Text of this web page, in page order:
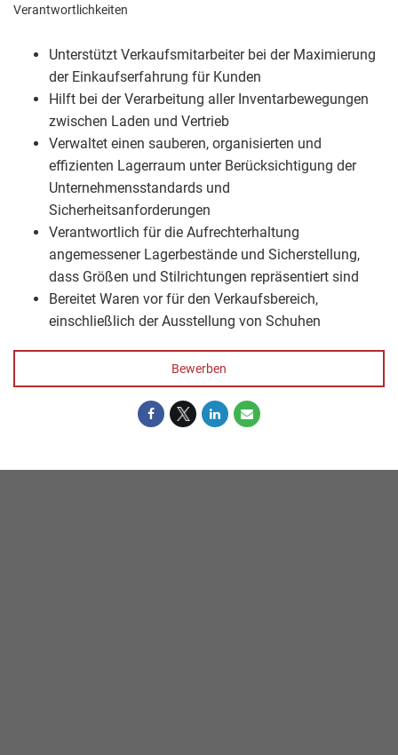
Verantwortlichkeiten
Unterstützt Verkaufsmitarbeiter bei der Maximierung
der Einkaufserfahrung für Kunden
Hilft bei der Verarbeitung aller Inventarbewegungen
zwischen Laden und Vertrieb
Verwaltet einen sauberen, organisierten und
effizienten Lagerraum unter Berücksichtigung der
Unternehmensstandards und
Sicherheitsanforderungen
Verantwortlich für die Aufrechterhaltung
angemessener Lagerbestände und Sicherstellung,
dass Größen und Stilrichtungen repräsentiert sind
Bereitet Waren vor für den Verkaufsbereich,
einschließlich der Ausstellung von Schuhen
Bewerben